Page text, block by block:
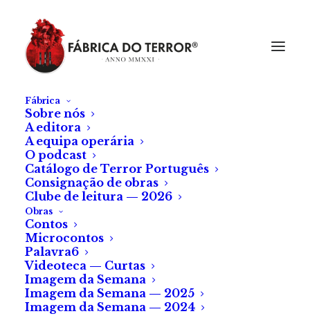
Fábrica
Sobre nós
A editora
A equipa operária
O podcast
Catálogo de Terror Português
Consignação de obras
Clube de leitura — 2026
Obras
Contos
Microcontos
Palavra6
Videoteca — Curtas
Imagem da Semana
Imagem da Semana — 2025
Imagem da Semana — 2024